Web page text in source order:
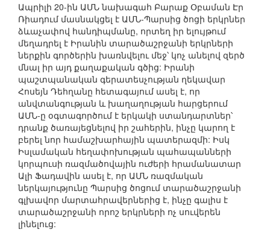
Ապրիլի 20-ին ԱՄՆ նախագահ Բարաք Օբաման Էր
Ռիադում մասնակցել է ԱՄՆ-Պարսից ծոցի երկրներ
ձևաչափով հանդիպմանը, որտեղ իր ելույթում
մեղադրել է Իրանին տարածաշրջանի երկրների
ներքին գործերին խառնվելու մեջ՝ կոչ անելով զերծ
մնալ իր այդ քաղաքական գծից: Իրանի
պաշտպանական գերատեսչության ղեկավար
Հոսեյն Դեհղանը հետագայում ասել է, որ
անվտանգության և խաղաղության հարցերում
ԱՄՆ-ը օգտագործում է երկակի ստանդարտներ՝
դրանք ծառայեցնելով իր շահերին, ինչը կարող է
բերել նոր համաշխարհային պատերազմի: Իսկ
Իսլամական հեղափոխության պահապանների
կորպուսի ռազմածովային ուժերի հրամանատար
Ալի Ֆադավին ասել է, որ ԱՄՆ ռազմական
ներկայությունը Պարսից ծոցում տարածաշրջանի
գլխավոր մարտահրավերներից է, ինչը գալիս է
տարածաշրջանի որոշ երկրների ոչ սուվերեն
լինելուց: